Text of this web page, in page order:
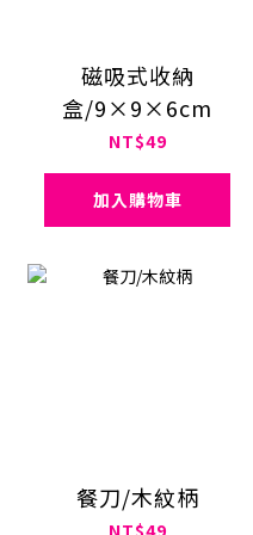
磁吸式收納
盒/9×9×6cm
NT$49
加入購物車
餐刀/木紋柄
NT$49